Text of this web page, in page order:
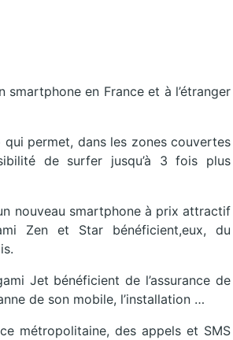
en France et à l’étranger
permet, dans les zones couvertes
de surfer jusqu’à 3 fois plus
nouveau smartphone à prix attractif
Zen et Star bénéficient,eux, du
Jet bénéficient de l’assurance de
de son mobile, l’installation …
métropolitaine, des appels et SMS